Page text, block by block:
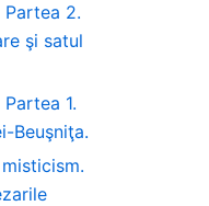
Partea 2.
şi satul
1.
Beuşniţa.